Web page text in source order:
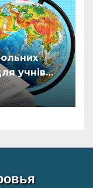
учнів